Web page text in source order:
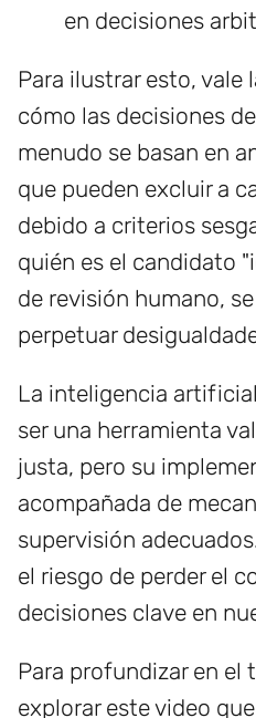
en decisiones
Para ilustrar esto, vale
cómo las decisiones
menudo se basan en
que pueden excluir a
debido a criterios
quién es el candidato
de revisión humano,
perpetuar
La inteligencia
ser una herramienta
justa, pero su
acompañada de
supervisión
el riesgo de perder el
decisiones clave en
Para profundizar en el
explorar este video